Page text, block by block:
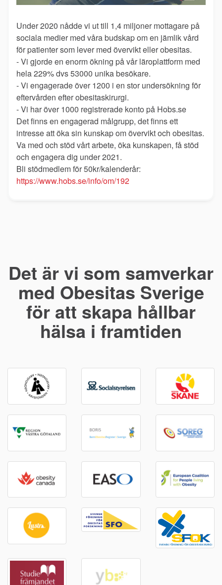
Under 2020 nådde vi ut till 1,4 miljoner mottagare på
sociala medier med våra budskap om en jämlik vård
för patienter som lever med övervikt eller obesitas.
- Vi gjorde en enorm ökning på vår läroplattform med
hela 229% dvs 53000 unika besökare.
- Vi engagerade över 1200 i en stor undersökning för
eftervården efter obesitaskirurgi.
- Vi har över 1000 registrerade konto på Hobs.se
Det finns en engagerad målgrupp, det finns ett
intresse att öka sin kunskap om övervikt och obesitas.
Va med och stöd vårt arbete, öka kunskapen, få stöd
och engagera dig under 2021.
Bli stödmedlem för 50kr/kalenderår:
https://www.hobs.se/info/om/192
Det är vi som samverkar
med Obesitas Sverige
för att skapa hållbar
hälsa i framtiden